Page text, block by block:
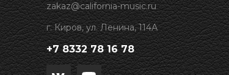
zakaz@california-music.ru
г. Киров, ул. Ленина, 114А
+7 8332 78 16 78